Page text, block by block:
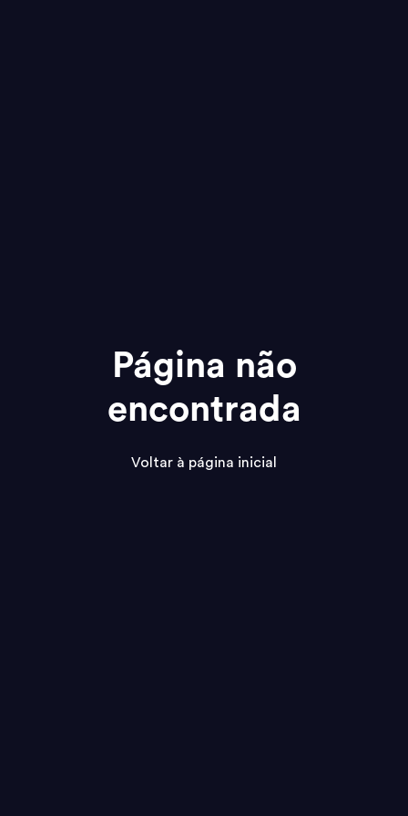
Página não
encontrada
Voltar à página inicial